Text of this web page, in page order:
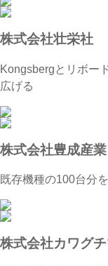
株式会社壮栄社
Kongsbergとリボー
広げる
株式会社豊成産業
既存機種の100台分
株式会社カワグ